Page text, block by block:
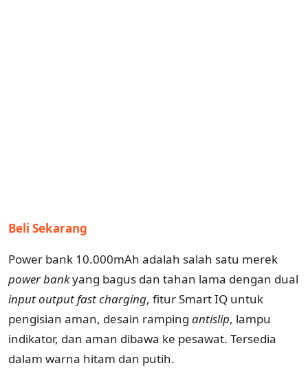
Beli Sekarang
Power bank 10.000mAh adalah salah satu merek
power bankyang bagus dan tahan lama dengan dual
inputoutputfastcharging, fitur Smart IQ untuk
pengisian aman, desain ramping antislip, lampu
indikator, dan aman dibawa ke pesawat. Tersedia
dalam warna hitam dan putih.